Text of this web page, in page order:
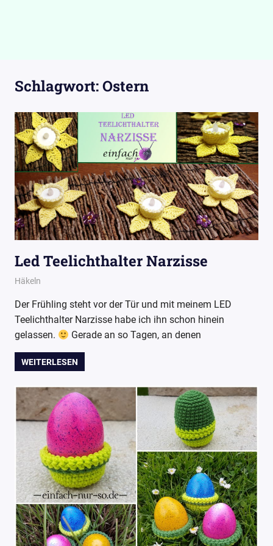
Schlagwort:Ostern
Led Teelichthalter Narzisse
20. März 2018
Wollpoesie
Häkeln
Der Frühling steht vor der Tür und mit meinem LED
Teelichthalter Narzisse habe ich ihn schon hinein
gelassen.
Gerade an so Tagen, an denen
WEITERLESEN